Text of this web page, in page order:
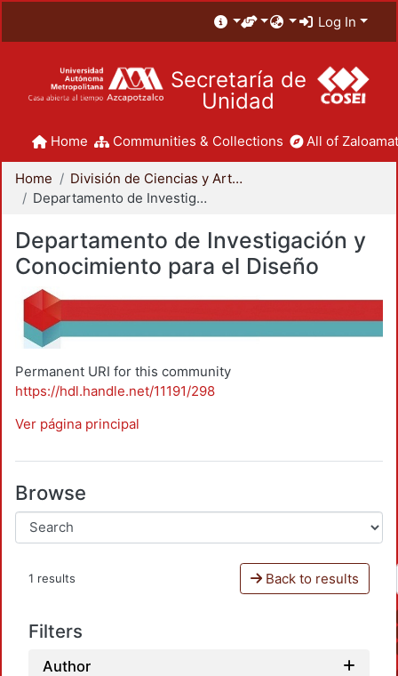
Log In
Secretaría de
Unidad
Home Communities & Collections All of
Home
División de Ciencias y Artes para el Diseño
Departamento de Investigación y Conocimiento para el Diseño
Departamento de Investigación y
Conocimiento para el Diseño
Permanent URI for this community
https://hdl.handle.net/11191/298
Ver página principal
Browse
1 results Back to results
Filters
Author